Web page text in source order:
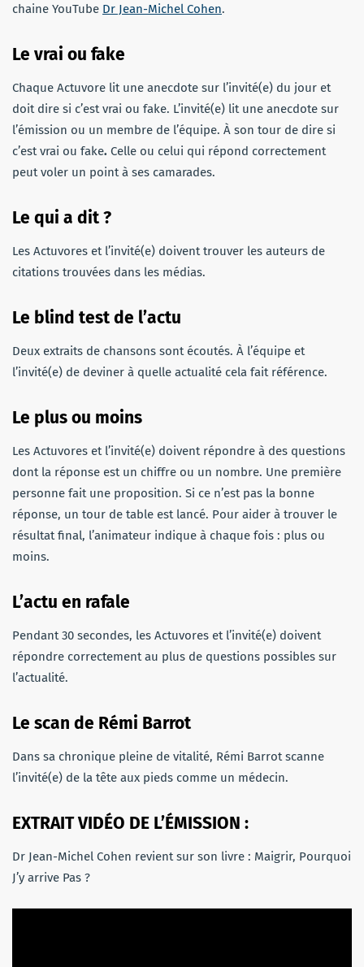
chaine YouTube Dr Jean-Michel Cohen.
Le vrai ou fake
Chaque Actuvore lit une anecdote sur l’invité(e) du jour et
doit dire si c’est vrai ou fake. L’invité(e) lit une anecdote sur
l’émission ou un membre de l’équipe. À son tour de dire si
c’est vrai ou fake. Celle ou celui qui répond correctement
peut voler un point à ses camarades.
Le qui a dit ?
Les Actuvores et l’invité(e) doivent trouver les auteurs de
citations trouvées dans les médias.
Le blind test de l’actu
Deux extraits de chansons sont écoutés. À l’équipe et
l’invité(e) de deviner à quelle actualité cela fait référence.
Le plus ou moins
Les Actuvores et l’invité(e) doivent répondre à des questions
dont la réponse est un chiffre ou un nombre. Une première
personne fait une proposition. Si ce n’est pas la bonne
réponse, un tour de table est lancé. Pour aider à trouver le
résultat final, l’animateur indique à chaque fois : plus ou
moins.
L’actu en rafale
Pendant 30 secondes, les Actuvores et l’invité(e) doivent
répondre correctement au plus de questions possibles sur
l’actualité.
Le scan de Rémi Barrot
Dans sa chronique pleine de vitalité, Rémi Barrot scanne
l’invité(e) de la tête aux pieds comme un médecin.
EXTRAIT VIDÉO DE L’ÉMISSION :
Dr Jean-Michel Cohen revient sur son livre : Maigrir, Pourquoi
J’y arrive Pas ?